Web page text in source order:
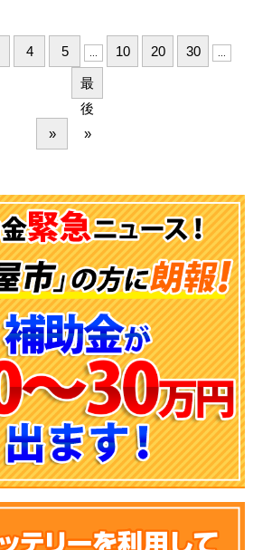
4 5 10 20 30
»
最
後
»